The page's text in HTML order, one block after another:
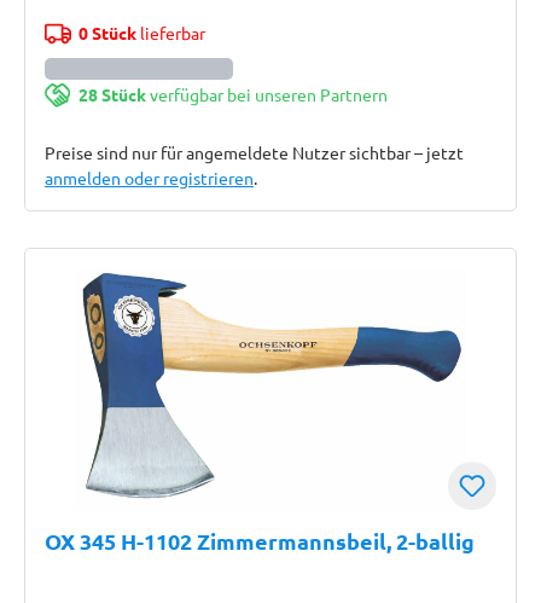
0 Stücklieferbar
28 Stückverfügbar bei unseren Partnern
Preise sind nur für angemeldete Nutzer sichtbar – jetzt
anmelden oder registrieren.
OX 345 H-1102 Zimmermannsbeil, 2-ballig